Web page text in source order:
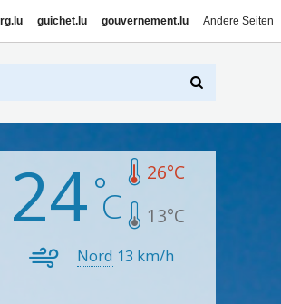
guichet.lu gouvernement.lu Andere Seiten
24 26°C
13°C
Nord 13 km/h